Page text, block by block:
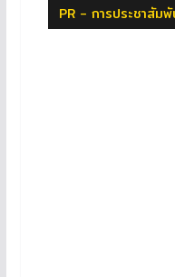
PR - การประชาสัม